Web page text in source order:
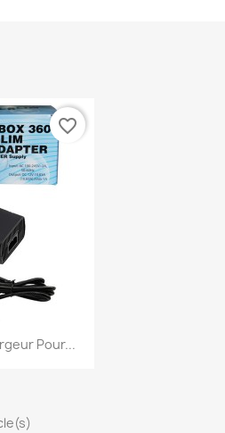
Pour...
favorite_border